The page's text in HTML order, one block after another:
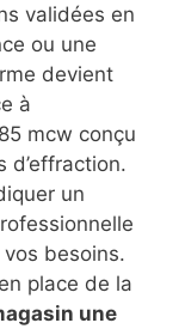
validées en
ou une
devient
à
mcw conçu
d’effraction.
un
besoins.
place de la
une